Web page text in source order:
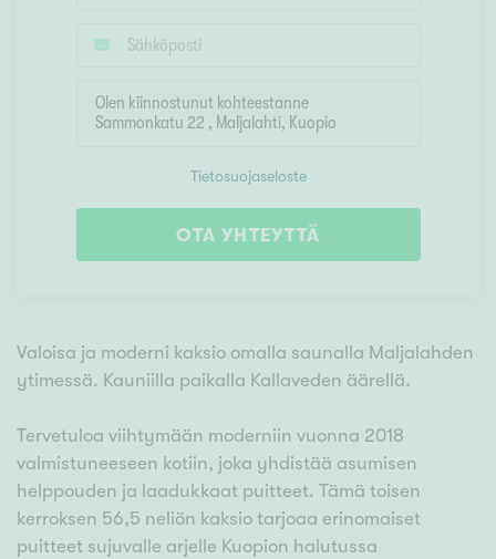
Tietosuojaseloste
OTA YHTEYTTÄ
Valoisa ja moderni kaksio omalla saunalla Maljalahden
ytimessä. Kauniilla paikalla Kallaveden äärellä.
Tervetuloa viihtymään moderniin vuonna 2018
valmistuneeseen kotiin, joka yhdistää asumisen
helppouden ja laadukkaat puitteet. Tämä toisen
kerroksen 56,5 neliön kaksio tarjoaa erinomaiset
puitteet sujuvalle arjelle Kuopion halutussa